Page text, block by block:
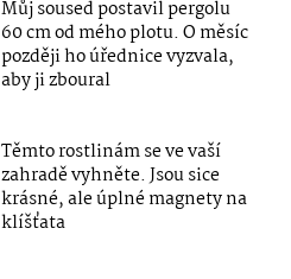
Můj soused postavil pergolu
60 cm od mého plotu. O měsíc
později ho úřednice vyzvala,
aby ji zboural
Těmto rostlinám se ve vaší
zahradě vyhněte. Jsou sice
krásné, ale úplné magnety na
klíšťata